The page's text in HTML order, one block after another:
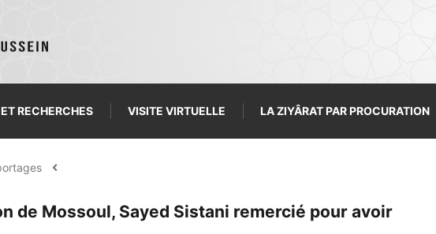
RECHERCHES VISITE VIRTUELLE LA ZIYÂRAT PAR PROCURATION
de Mossoul, Sayed Sistani remercié pour avoir